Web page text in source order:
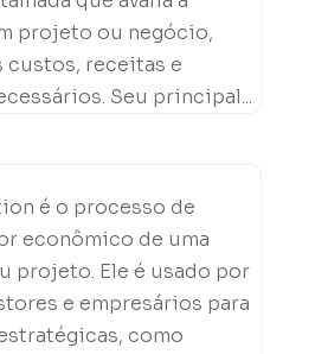
projeto ou negócio,
custos, receitas e
Seu principal...
é o processo de
econômico de uma
projeto. Ele é usado por
e empresários para
como